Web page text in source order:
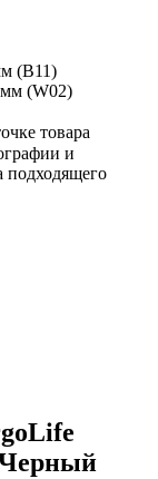
(B11)
(W02)
товара
и
подходящего